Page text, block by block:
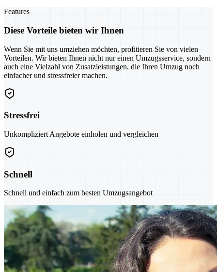
Features
Diese Vorteile bieten wir Ihnen
Wenn Sie mit uns umziehen möchten, profitieren Sie von vielen
Vorteilen. Wir bieten Ihnen nicht nur einen Umzugsservice, sondern
auch eine Vielzahl von Zusatzleistungen, die Ihren Umzug noch
einfacher und stressfreier machen.
Stressfrei
Unkompliziert Angebote einholen und vergleichen
Schnell
Schnell und einfach zum besten Umzugsangebot